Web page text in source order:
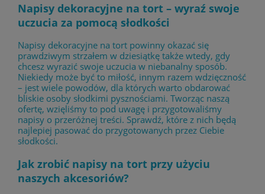
Napisy dekoracyjne na tort – wyraź swoje
uczucia za pomocą słodkości
Napisy dekoracyjne na tort powinny okazać się
prawdziwym strzałem w dziesiątkę także wtedy, gdy
chcesz wyrazić swoje uczucia w niebanalny sposób.
Niekiedy może być to miłość, innym razem wdzięczność
– jest wiele powodów, dla których warto obdarować
bliskie osoby słodkimi pysznościami. Tworząc naszą
ofertę, wzięliśmy to pod uwagę i przygotowaliśmy
napisy o przeróżnej treści. Sprawdź, które z nich będą
najlepiej pasować do przygotowanych przez Ciebie
słodkości.
Jak zrobić napisy na tort przy użyciu
naszych akcesoriów?